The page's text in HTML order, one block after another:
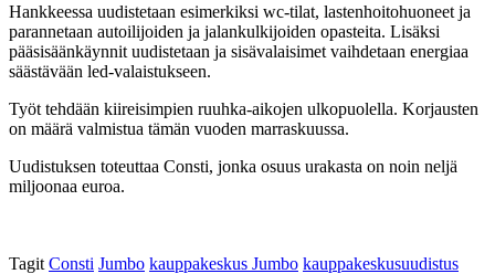
Hankkeessa uudistetaan esimerkiksi wc-tilat, lastenhoitohuoneet ja
parannetaan autoilijoiden ja jalankulkijoiden opasteita. Lisäksi
pääsisäänkäynnit uudistetaan ja sisävalaisimet vaihdetaan energiaa
säästävään led-valaistukseen.
Työt tehdään kiireisimpien ruuhka-aikojen ulkopuolella. Korjausten
on määrä valmistua tämän vuoden marraskuussa.
Uudistuksen toteuttaa Consti, jonka osuus urakasta on noin neljä
miljoonaa euroa.
Tagit Consti Jumbo kauppakeskus Jumbo kauppakeskusuudistus